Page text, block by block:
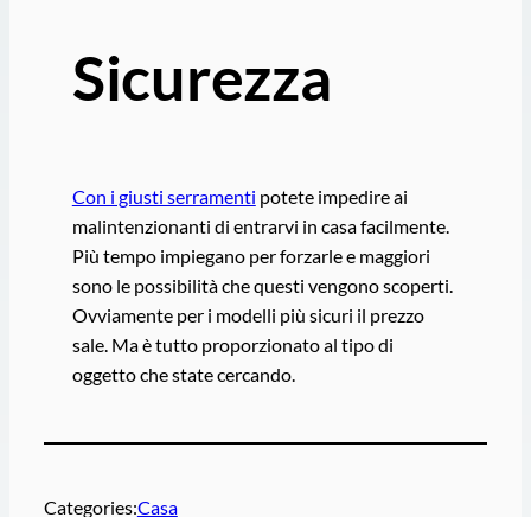
Sicurezza
Con i giusti serramenti potete impedire ai
malintenzionanti di entrarvi in casa facilmente.
Più tempo impiegano per forzarle e maggiori
sono le possibilità che questi vengono scoperti.
Ovviamente per i modelli più sicuri il prezzo
sale. Ma è tutto proporzionato al tipo di
oggetto che state cercando.
Categories:Casa